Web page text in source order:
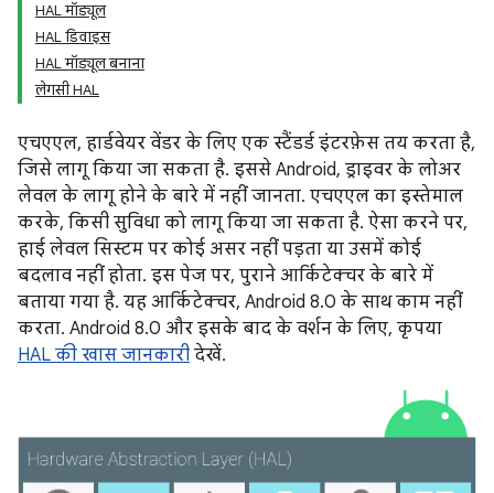
HAL मॉड्यूल
HAL डिवाइस
HAL मॉड्यूल बनाना
लेगसी HAL
एचएएल, हार्डवेयर वेंडर के लिए एक स्टैंडर्ड इंटरफ़ेस तय करता है,
जिसे लागू किया जा सकता है. इससे Android, ड्राइवर के लोअर
लेवल के लागू होने के बारे में नहीं जानता. एचएएल का इस्तेमाल
करके, किसी सुविधा को लागू किया जा सकता है. ऐसा करने पर,
हाई लेवल सिस्टम पर कोई असर नहीं पड़ता या उसमें कोई
बदलाव नहीं होता. इस पेज पर, पुराने आर्किटेक्चर के बारे में
बताया गया है. यह आर्किटेक्चर, Android 8.0 के साथ काम नहीं
करता. Android 8.0 और इसके बाद के वर्शन के लिए, कृपया
HAL की खास जानकारी देखें.